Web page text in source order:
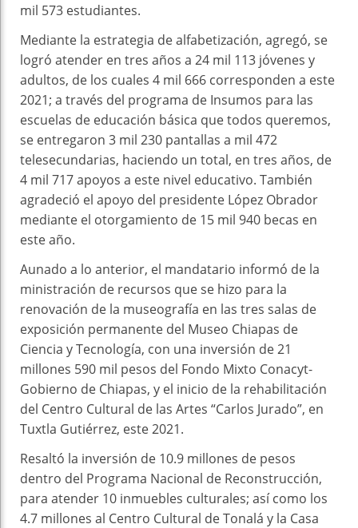
mil 573 estudiantes.
Mediante la estrategia de alfabetización, agregó, se
logró atender en tres años a 24 mil 113 jóvenes y
adultos, de los cuales 4 mil 666 corresponden a este
2021; a través del programa de Insumos para las
escuelas de educación básica que todos queremos,
se entregaron 3 mil 230 pantallas a mil 472
telesecundarias, haciendo un total, en tres años, de
4 mil 717 apoyos a este nivel educativo. También
agradeció el apoyo del presidente López Obrador
mediante el otorgamiento de 15 mil 940 becas en
este año.
Aunado a lo anterior, el mandatario informó de la
ministración de recursos que se hizo para la
renovación de la museografía en las tres salas de
exposición permanente del Museo Chiapas de
Ciencia y Tecnología, con una inversión de 21
millones 590 mil pesos del Fondo Mixto Conacyt-
Gobierno de Chiapas, y el inicio de la rehabilitación
del Centro Cultural de las Artes “Carlos Jurado”, en
Tuxtla Gutiérrez, este 2021.
Resaltó la inversión de 10.9 millones de pesos
dentro del Programa Nacional de Reconstrucción,
para atender 10 inmuebles culturales; así como los
4.7 millones al Centro Cultural de Tonalá y la Casa